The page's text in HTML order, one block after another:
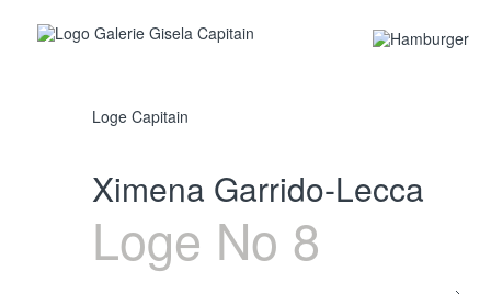
Loge Capitain
Ximena Garrido-Lecca
Loge No 8
Cologne 2017
Tropismos, 2013